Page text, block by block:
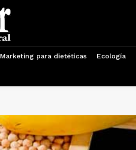
Marketing para dietéticas Ecología